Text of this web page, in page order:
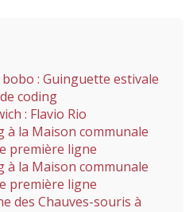
: Guinguette estivale
coding
: Flavio Rio
à la Maison communale
première ligne
à la Maison communale
première ligne
des Chauves-souris à